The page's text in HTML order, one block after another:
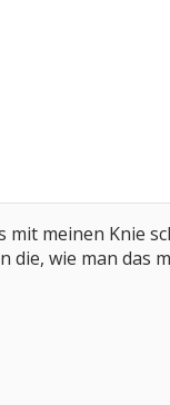
mit meinen Knie
die, wie man das